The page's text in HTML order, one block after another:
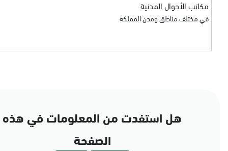
مكاتب الأحوال المدنية
في مختلف مناطق ومدن المملكة
هل استفدت من المعلومات في هذه
الصفحة